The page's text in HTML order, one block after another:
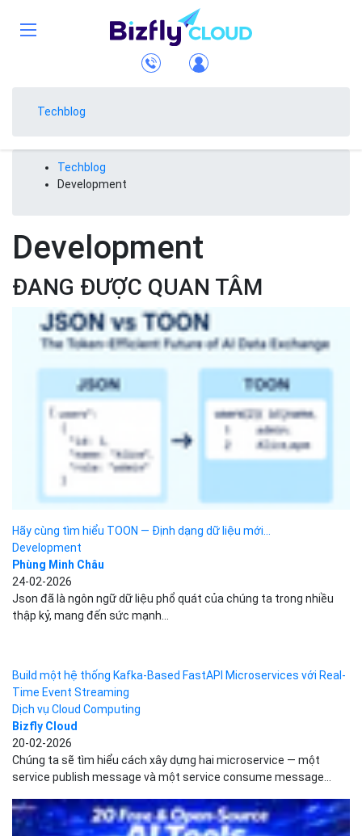
Techblog
Techblog
Development
Development
ĐANG ĐƯỢC QUAN TÂM
Hãy cùng tìm hiểu TOON — Định dạng dữ liệu mới...
Phùng Minh Châu
24-02-2026
Json đã là ngôn ngữ dữ liệu phổ quát của chúng ta trong nhiều
Build một hệ thống Kafka-Based FastAPI Microservices với Real-
Time Event Streaming